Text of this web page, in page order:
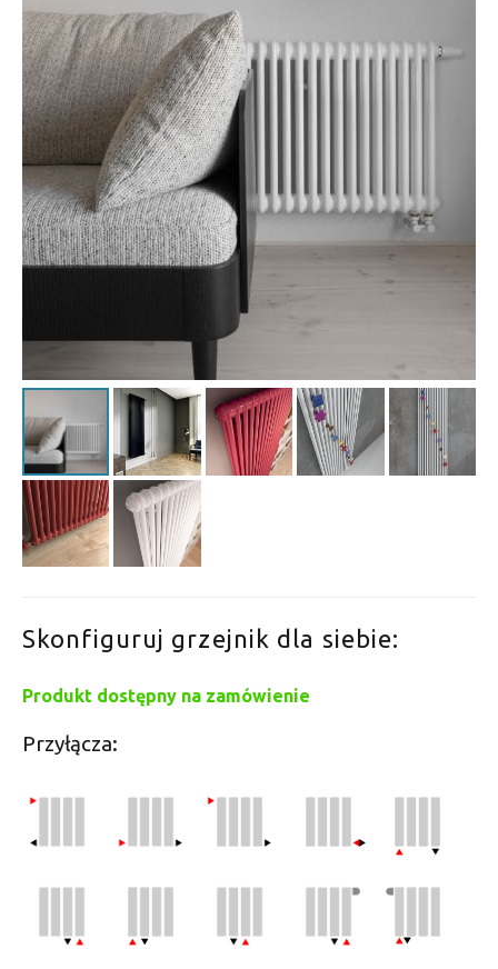
Skonfiguruj grzejnik dla siebie:
Produkt dostępny na zamówienie
Przyłącza: